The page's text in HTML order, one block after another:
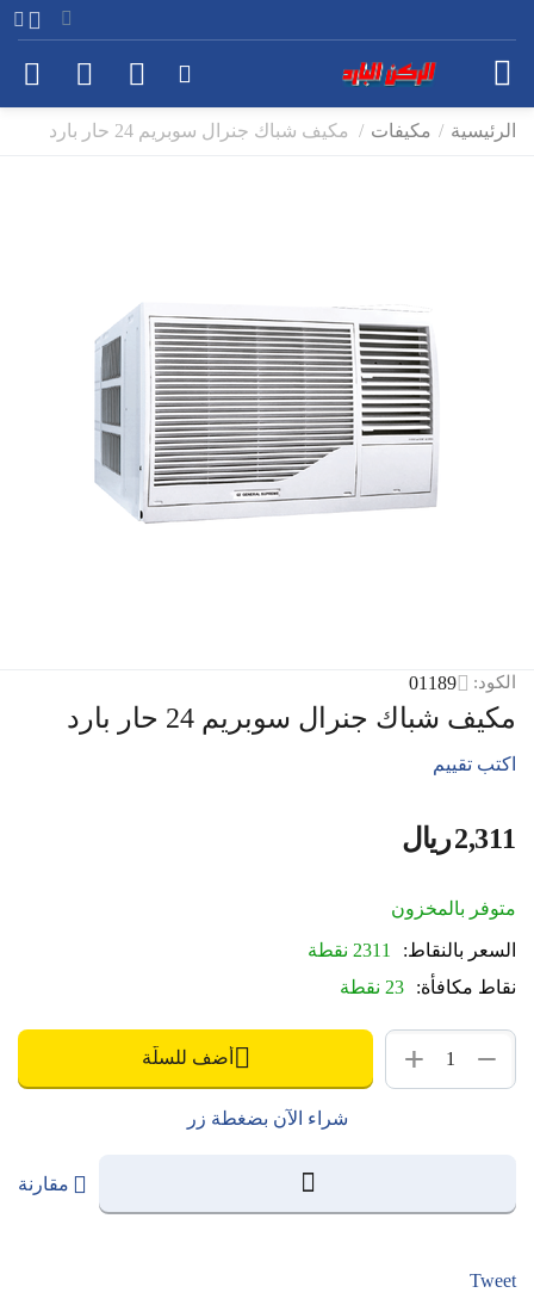
الرئيسية / مكيفات / مكيف شباك جنرال سوبريم 24 حار بارد
الكود: 01189
مكيف شباك جنرال سوبريم 24 حار بارد
اكتب تقييم
ريال‎ 2,311
متوفر بالمخزون
السعر بالنقاط:
2311 نقطة
نقاط مكافأة:
23 نقطة
+ − أضف للسلّة
شراء الآن بضغطة زر
مقارنة
Tweet